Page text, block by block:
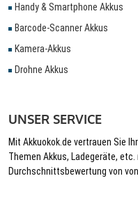
Handy & Smartphone Akkus
Barcode-Scanner Akkus
Kamera-Akkus
Drohne Akkus
UNSER SERVICE
Mit Akkuokok.de vertrauen Sie
Themen Akkus, Ladegeräte,
Durchschnittsbewertung von